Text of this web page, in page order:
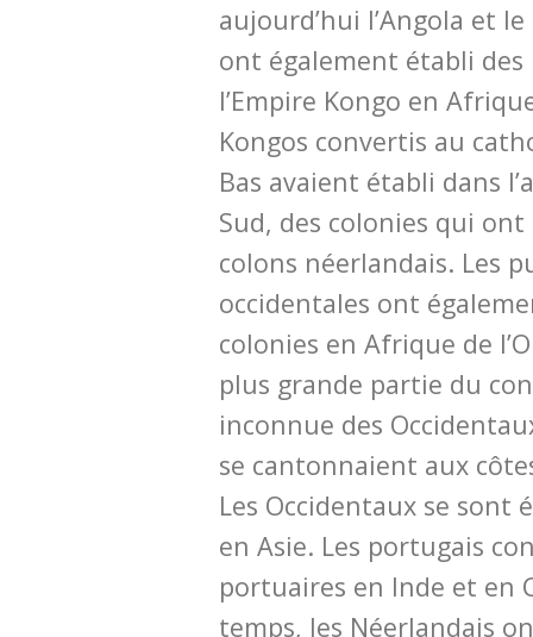
aujourd’hui l’Angola et
ont également établi des
l’Empire Kongo en
Kongos convertis au
Bas avaient établi dans
Sud, des colonies qui
colons néerlandais. Les
occidentales ont
colonies en Afrique de
plus grande partie du
inconnue des
se cantonnaient aux
Les Occidentaux se sont
en Asie. Les portugais
portuaires en Inde et en
temps, les Néerlandais